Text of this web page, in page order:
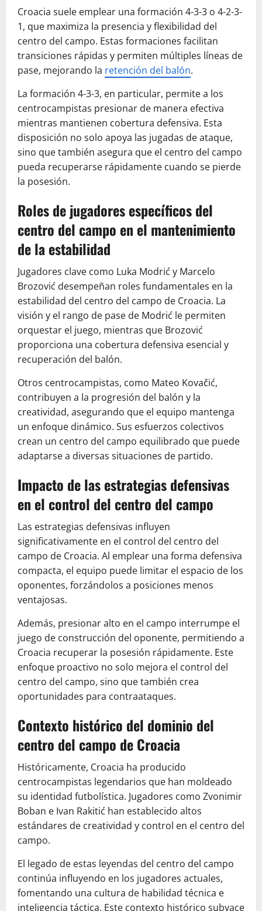
Croacia suele emplear una formación 4-3-3 o 4-2-3-
1, que maximiza la presencia y flexibilidad del
centro del campo. Estas formaciones facilitan
transiciones rápidas y permiten múltiples líneas de
pase, mejorando la retención del balón.
La formación 4-3-3, en particular, permite a los
centrocampistas presionar de manera efectiva
mientras mantienen cobertura defensiva. Esta
disposición no solo apoya las jugadas de ataque,
sino que también asegura que el centro del campo
pueda recuperarse rápidamente cuando se pierde
la posesión.
Roles de jugadores específicos del
centro del campo en el mantenimiento
de la estabilidad
Jugadores clave como Luka Modrić y Marcelo
Brozović desempeñan roles fundamentales en la
estabilidad del centro del campo de Croacia. La
visión y el rango de pase de Modrić le permiten
orquestar el juego, mientras que Brozović
proporciona una cobertura defensiva esencial y
recuperación del balón.
Otros centrocampistas, como Mateo Kovačić,
contribuyen a la progresión del balón y la
creatividad, asegurando que el equipo mantenga
un enfoque dinámico. Sus esfuerzos colectivos
crean un centro del campo equilibrado que puede
adaptarse a diversas situaciones de partido.
Impacto de las estrategias defensivas
en el control del centro del campo
Las estrategias defensivas influyen
significativamente en el control del centro del
campo de Croacia. Al emplear una forma defensiva
compacta, el equipo puede limitar el espacio de los
oponentes, forzándolos a posiciones menos
ventajosas.
Además, presionar alto en el campo interrumpe el
juego de construcción del oponente, permitiendo a
Croacia recuperar la posesión rápidamente. Este
enfoque proactivo no solo mejora el control del
centro del campo, sino que también crea
oportunidades para contraataques.
Contexto histórico del dominio del
centro del campo de Croacia
Históricamente, Croacia ha producido
centrocampistas legendarios que han moldeado
su identidad futbolística. Jugadores como Zvonimir
Boban e Ivan Rakitić han establecido altos
estándares de creatividad y control en el centro del
campo.
El legado de estas leyendas del centro del campo
continúa influyendo en los jugadores actuales,
fomentando una cultura de habilidad técnica e
inteligencia táctica. Este contexto histórico subyace